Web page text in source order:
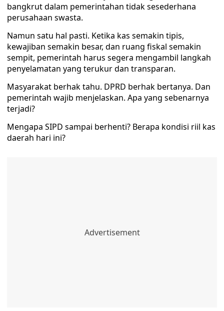
bangkrut dalam pemerintahan tidak sesederhana
perusahaan swasta.
Namun satu hal pasti. Ketika kas semakin tipis,
kewajiban semakin besar, dan ruang fiskal semakin
sempit, pemerintah harus segera mengambil langkah
penyelamatan yang terukur dan transparan.
Masyarakat berhak tahu. DPRD berhak bertanya. Dan
pemerintah wajib menjelaskan. Apa yang sebenarnya
terjadi?
Mengapa SIPD sampai berhenti? Berapa kondisi riil kas
daerah hari ini?